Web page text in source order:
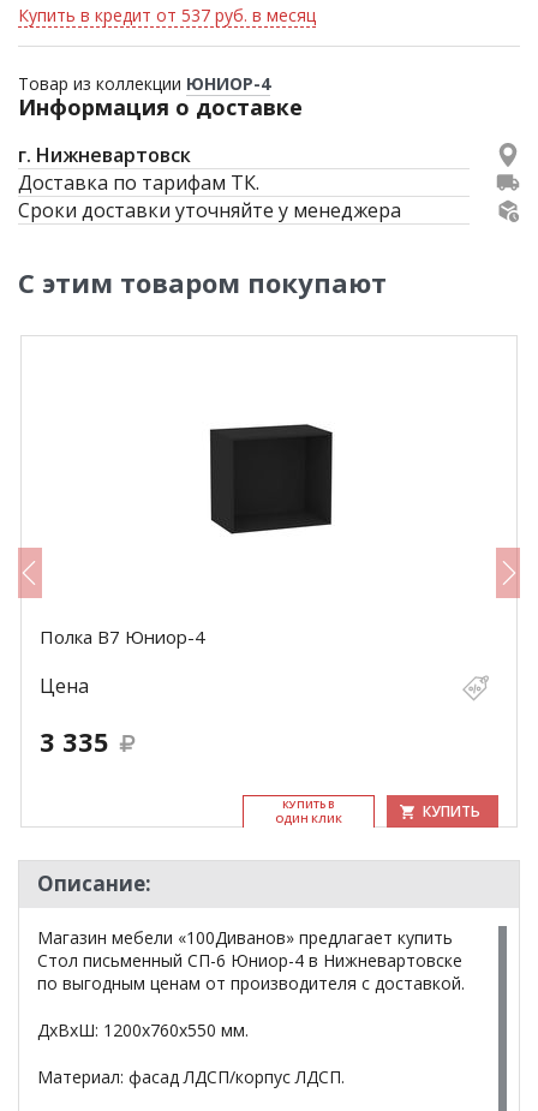
Купить в кредит от 537 руб. в месяц
Товар из коллекции ЮНИОР-4
Информация о доставке
г. Нижневартовск
Доставка по тарифам ТК.
Сроки доставки уточняйте у менеджера
С этим товаром покупают
Полка В7 Юниор-4
Цена
3 335
КУ­ПИТЬ В
ОДИН КЛИК
КУПИТЬ
Описание:
Магазин мебели «100Диванов» предлагает купить
Стол письменный СП-6 Юниор-4 в Нижневартовске
по выгодным ценам от производителя с доставкой.
ДхВхШ: 1200х760х550 мм.
Материал: фасад ЛДСП/корпус ЛДСП.